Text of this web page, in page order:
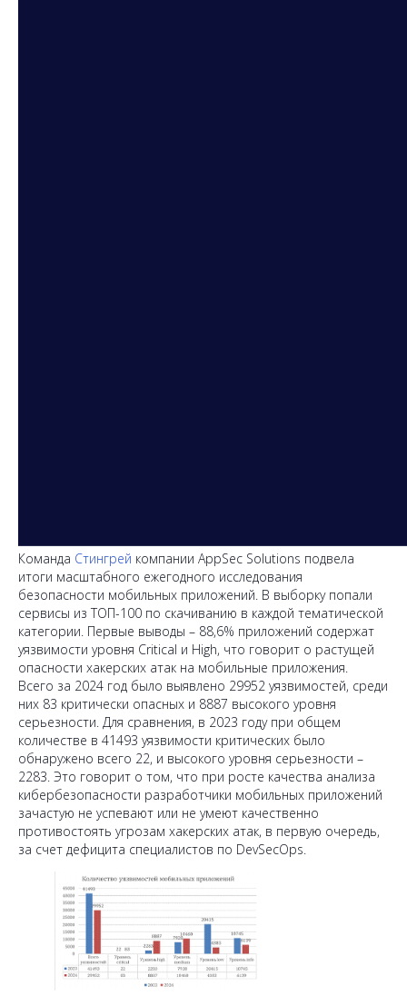
Команда Стингрей компании AppSec Solutions подвела
итоги масштабного ежегодного исследования
безопасности мобильных приложений. В выборку попали
сервисы из ТОП-100 по скачиванию в каждой тематической
категории. Первые выводы – 88,6% приложений содержат
уязвимости уровня Critical и High, что говорит о растущей
опасности хакерских атак на мобильные приложения.
Всего за 2024 год было выявлено 29952 уязвимостей, среди
них 83 критически опасных и 8887 высокого уровня
серьезности. Для сравнения, в 2023 году при общем
количестве в 41493 уязвимости критических было
обнаружено всего 22, и высокого уровня серьезности –
2283. Это говорит о том, что при росте качества анализа
кибербезопасности разработчики мобильных приложений
зачастую не успевают или не умеют качественно
противостоять угрозам хакерских атак, в первую очередь,
за счет дефицита специалистов по DevSecOps.